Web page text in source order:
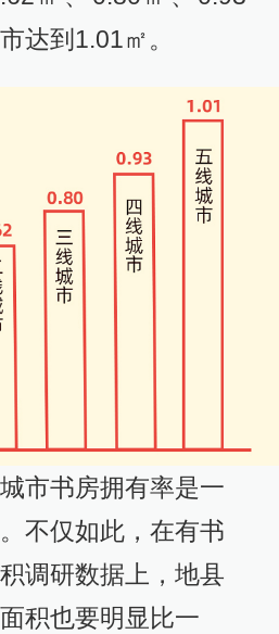
达到1.01㎡。
市书房拥有率是一
不仅如此，在有书
调研数据上，地县
积也要明显比一